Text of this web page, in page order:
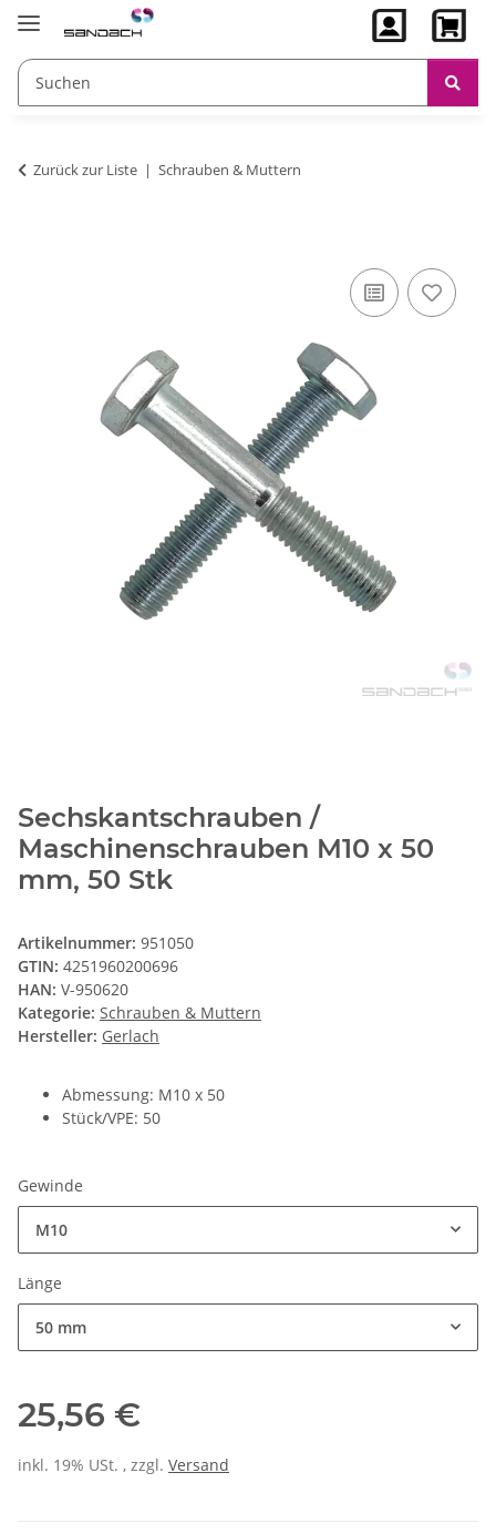
Zurück zur Liste Schrauben & Muttern
Sechskantschrauben /
Maschinenschrauben M10 x 50
mm, 50 Stk
Artikelnummer: 951050
GTIN: 4251960200696
HAN: V-950620
Kategorie: Schrauben & Muttern
Hersteller: Gerlach
Abmessung: M10 x 50
Stück/VPE: 50
Gewinde
M10
Länge
50 mm
25,56 €
inkl. 19% USt. , zzgl. Versand